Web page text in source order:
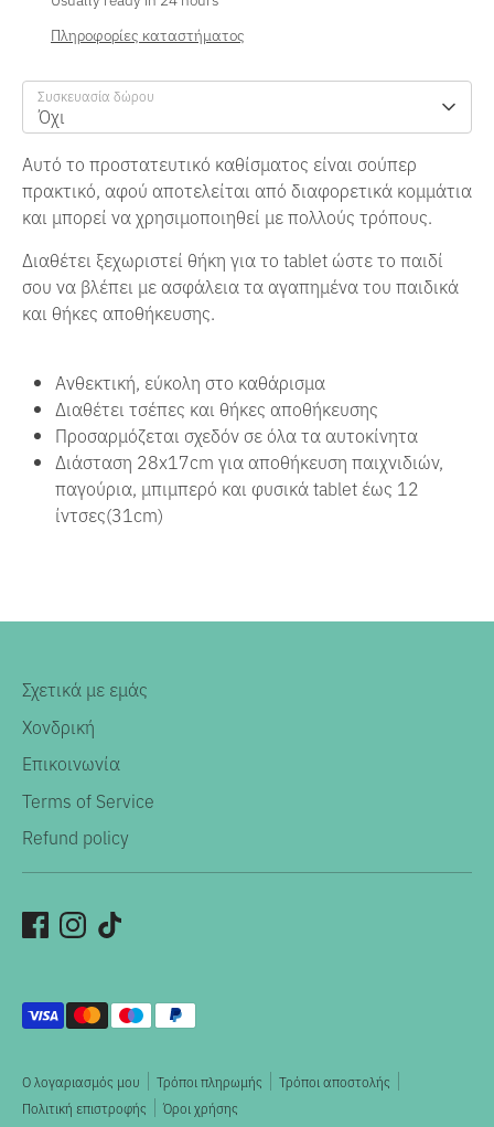
Πληροφορίες καταστήματος
Συσκευασία δώρου
Όχι
Αυτό το προστατευτικό καθίσματος είναι σούπερ
πρακτικό, αφού αποτελείται από διαφορετικά κομμάτια
και μπορεί να χρησιμοποιηθεί με πολλούς τρόπους.
Διαθέτει ξεχωριστεί θήκη για το tablet ώστε το παιδί
σου να βλέπει με ασφάλεια τα αγαπημένα του παιδικά
και θήκες αποθήκευσης.
Ανθεκτική, εύκολη στο καθάρισμα
Διαθέτει τσέπες και θήκες αποθήκευσης
Προσαρμόζεται σχεδόν σε όλα τα αυτοκίνητα
Διάσταση 28x17cm για αποθήκευση παιχνιδιών,
παγούρια, μπιμπερό και φυσικά tablet έως 12
ίντσες(31cm)
Σχετικά με εμάς
Χονδρική
Επικοινωνία
Terms of Service
Refund policy
Ο λογαριασμός μου Τρόποι πληρωμής
Τρόποι αποστολής
Πολιτική επιστροφής
Όροι χρήσης
Αποδεκτοί
τρόποι